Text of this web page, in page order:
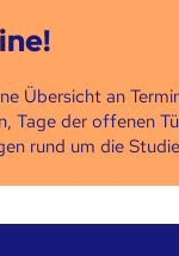
Übersicht an
Tage der offenen
rund um die